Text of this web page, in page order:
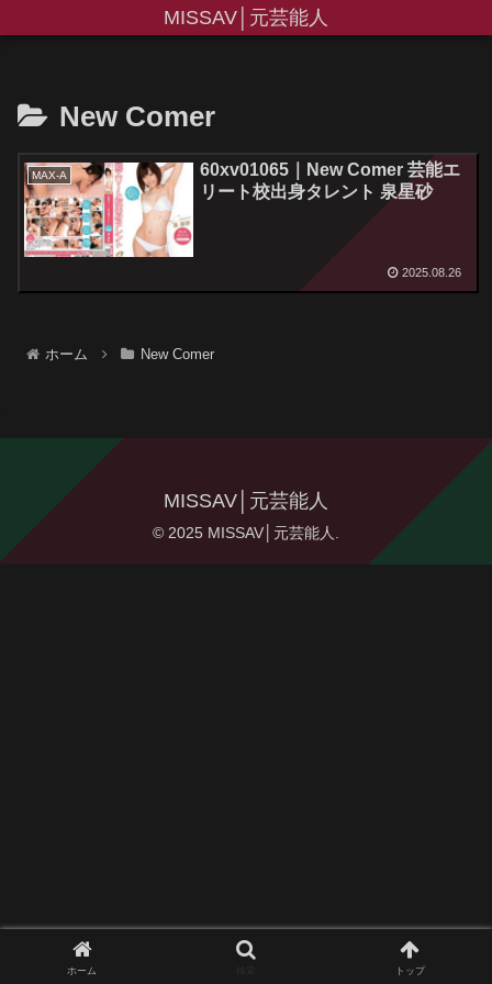
MISSAV│元芸能人
New Comer
MAX-A
60xv01065｜New Comer 芸能エ
リート校出身タレント 泉星砂
2025.08.26
ホーム New Comer
MISSAV│元芸能人
© 2025 MISSAV│元芸能人.
ホーム トップ